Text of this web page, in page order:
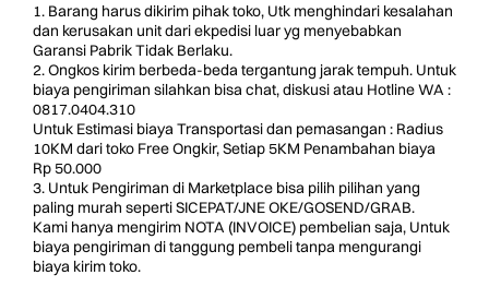
1. Barang harus dikirim pihak toko, Utk menghindari kesalahan
dan kerusakan unit dari ekpedisi luar yg menyebabkan
Garansi Pabrik Tidak Berlaku.
2. Ongkos kirim berbeda-beda tergantung jarak tempuh. Untuk
biaya pengiriman silahkan bisa chat, diskusi atau Hotline WA :
0817.0404.310
Untuk Estimasi biaya Transportasi dan pemasangan : Radius
10KM dari toko Free Ongkir, Setiap 5KM Penambahan biaya
Rp 50.000
3. Untuk Pengiriman di Marketplace bisa pilih pilihan yang
paling murah seperti SICEPAT/JNE OKE/GOSEND/GRAB.
Kami hanya mengirim NOTA (INVOICE) pembelian saja, Untuk
biaya pengiriman di tanggung pembeli tanpa mengurangi
biaya kirim toko.